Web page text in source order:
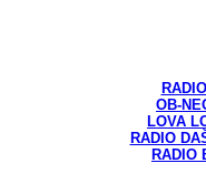
OB-
LOVA
RADIO
RADIO